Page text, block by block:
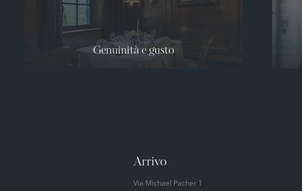
Genuinità e gusto
Arrivo
Via Michael Pacher 1